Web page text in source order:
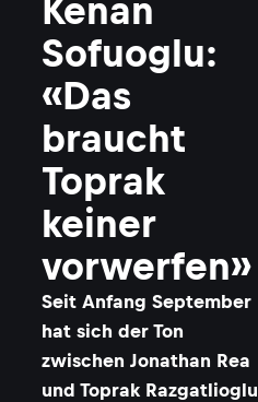
Kenan
Sofuoglu:
«Das
braucht
Toprak
keiner
vorwerfen»
Seit Anfang September
hat sich der Ton
zwischen Jonathan Rea
und Toprak Razgatlioglu